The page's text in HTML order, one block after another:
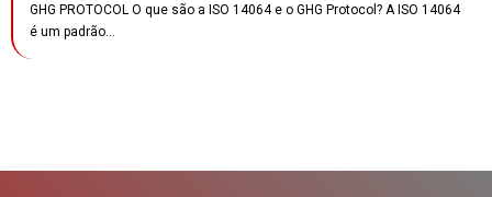
GHG PROTOCOL O que são a ISO 14064 e o GHG Protocol? A ISO 14064
é um padrão...